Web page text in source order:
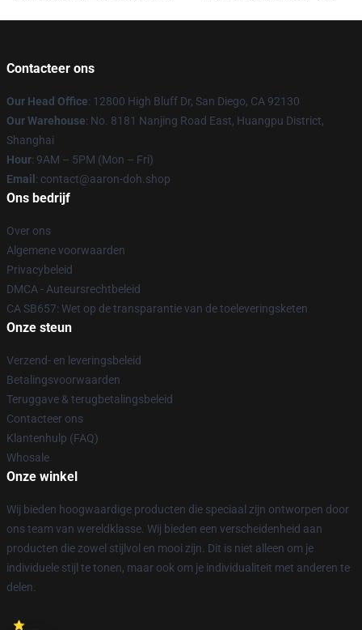
Contacteer ons
Our Head Office: 12800 High Bluff Dr, San Diego, CA 92130
Our Warehouse: No. 8181 Nanjing Road East, Huangpu District,
Shanghai
Hour: 9AM – 5PM (Mon – Fri)
Email : contact@aaron-doh.shop
Ons bedrijf
Over ons
Algemene voorwaarden
Privacybeleid
DMCA - Auteursrechtbeleid
CA SB657: Wet op de transparantie van de toeleveringsketen
Onze steun
Verzend- en leveringsbeleid
Betalingsvoorwaarden
Teruggave & terugbetalingsbeleid
Contacteer ons
Klantenhulp (FAQ)
Whosale
Onze winkel
Wij bieden hoogwaardige producten die speciaal zijn ontworpen door
ons team van wereldklasse. Wij bieden een verscheidenheid aan
producten die zowel stijlvol en mooi zijn. Dit is niet alleen om je
individuele stijl te tonen, maar ook om je individualiteit met anderen te
delen.